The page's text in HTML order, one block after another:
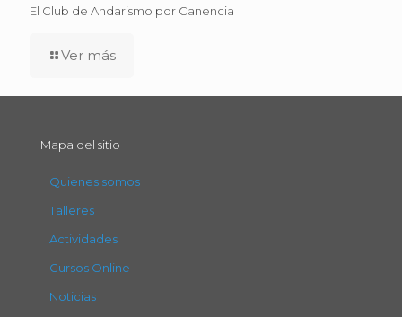
El Club de Andarismo por Canencia
Ver más
Mapa del sitio
Quienes somos
Talleres
Actividades
Cursos Online
Noticias